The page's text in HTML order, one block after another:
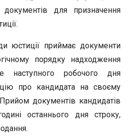
для призначення
юстиції приймає документи
порядку надходження
наступного робочого дня
про кандидата на своєму
документів кандидатів
останнього дня строку,